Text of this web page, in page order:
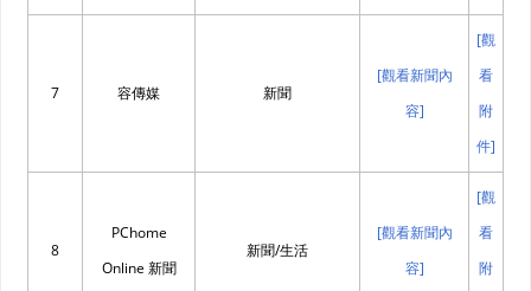
7 容傳媒 新聞
[觀看新聞內
容]
[觀
看
附
件]
8
PChome
Online 新聞
新聞/生活
[觀看新聞內
容]
[觀
看
附